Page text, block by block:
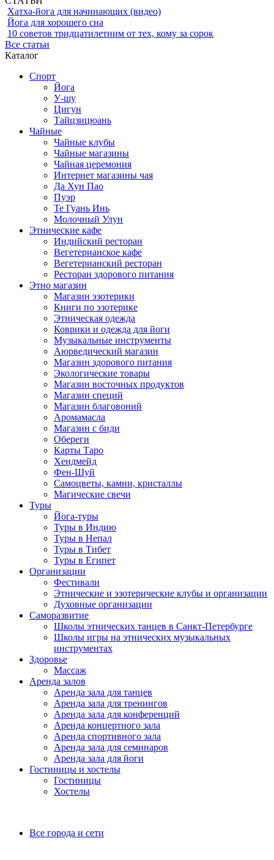
Хатха-йога для начинающих (видео)
Йога для хорошего сна
10 советов тридцатилетним от тех, кому за сорок
Все статьи
Каталог
Спорт
Йога
У-шу
Цигун
Тайцзицюань
Чайные
Чайные клубы
Чайные магазины
Чайная церемония
Интернет магазины чая
Да Хун Пао
Пуэр
Те Гуань Инь
Молочный Улун
Этнические кафе
Индийский ресторан
Вегетерианское кафе
Вегетерианский ресторан
Ресторан здорового питания
Этно магазин
Магазин эзотерики
Книги по эзотерике
Этническая одежда
Коврики и одежда для йоги
Музыкальные инструменты
Аюрведический магазин
Магазин здорового питания
Экологические товары
Магазин восточных продуктов
Магазин специй
Магазин благовоний
Аромамасла
Магазин с биди
Обереги
Карты Таро
Хендмейд
Фен-Шуй
Самоцветы, камни, кристаллы
Магические свечи
Туры
Йога-туры
Туры в Индию
Туры в Непал
Туры в Тибет
Туры в Египет
Организации
Фестивали
Этнические и эзотерические клубы и организации
Духовные организации
Саморазвитие
Школы этнических танцев в Санкт-Петербурге
Школы игры на этнических музыкальных
инструментах
Здоровье
Массаж
Аренда залов
Аренда зала для танцев
Аренда зала для тренингов
Аренда зала для конференций
Аренда концертного зала
Аренда спортивного зала
Аренда зала для семинаров
Аренда зала для йоги
Гостиницы и хостелы
Гостиницы
Хостелы
Все города и сети